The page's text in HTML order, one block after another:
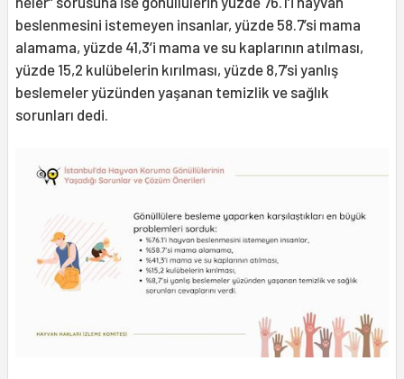
beslenmesini istemeyen insanlar, yüzde 58.7’si mama
alamama, yüzde 41,3’i mama ve su kaplarının atılması,
yüzde 15,2 kulübelerin kırılması, yüzde 8,7’si yanlış
beslemeler yüzünden yaşanan temizlik ve sağlık
sorunları dedi.